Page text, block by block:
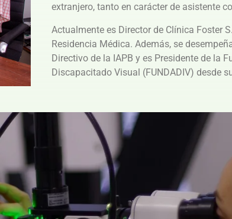
extranjero, tanto en carácter de asistente
Actualmente es Director de Clínica Foster
Residencia Médica. Además, se
Directivo de la IAPB y es Presidente de la
Discapacitado Visual (FUNDADIV) desde